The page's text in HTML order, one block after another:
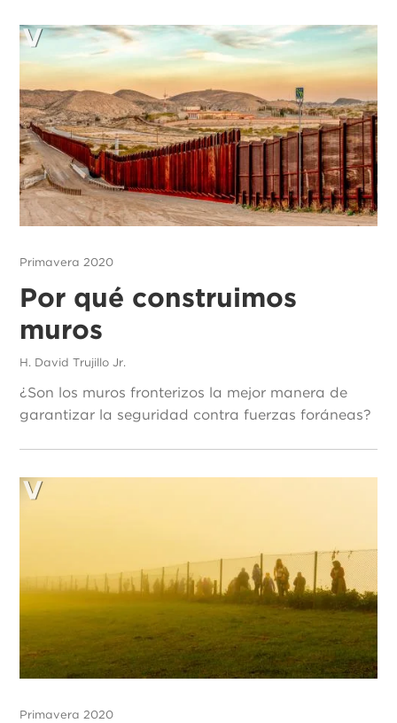
Primavera 2020
Por qué construimos
muros
H. David Trujillo Jr.
¿Son los muros fronterizos la mejor manera de
garantizar la seguridad contra fuerzas foráneas?
Primavera 2020